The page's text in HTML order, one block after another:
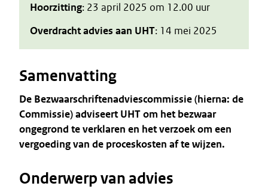
Hoorzitting: 23 april 2025 om 12.00 uur
Overdracht advies aan UHT: 14 mei 2025
Samenvatting
De Bezwaarschriftenadviescommissie (hierna: de
Commissie) adviseert UHT om het bezwaar
ongegrond te verklaren en het verzoek om een
vergoeding van de proceskosten af te wijzen.
Onderwerp van advies